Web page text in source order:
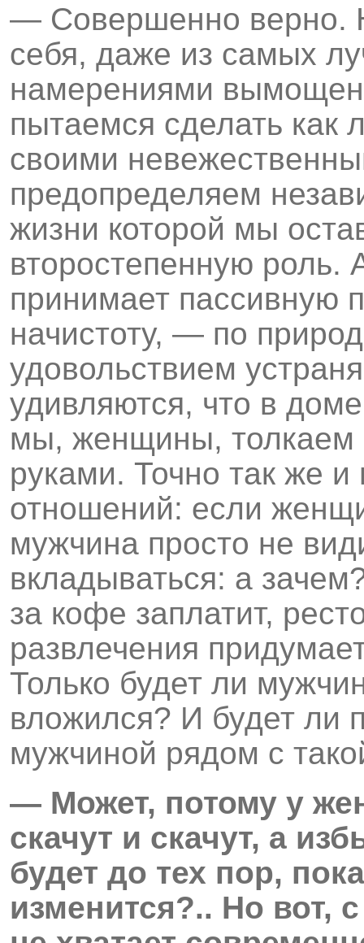
— Совершенно верно.
себя, даже из самых
намерениями
пытаемся сделать
своими
предопределяем
жизни которой мы
второстепенную роль.
принимает пассивную
начистоту, — по
удовольствием
удивляются, что в
мы, женщины, толкаем
руками. Точно так же и
отношений: если
мужчина просто не
вкладываться: а
за кофе заплатит,
развлечения
Только будет ли
вложился? И будет ли
мужчиной рядом с
— Может, потому у
скачут и скачут, а
будет до тех пор,
изменится?.. Но вот,